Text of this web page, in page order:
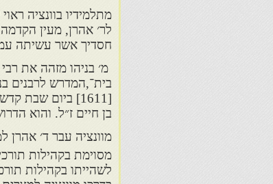
מתלמידיו בוונציה
לר׳ אהרן, מעין
חסדיך אשר עשיתה
בית־,המדרש לרבנים
[1611] ביום שבת
בן חיים ז״ל. והוא
מוונציה עבר ד׳
מסוימת בקהילות
לשהייתו בקהילות